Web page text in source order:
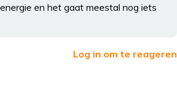
en het gaat meestal nog iets
Log in om te reageren